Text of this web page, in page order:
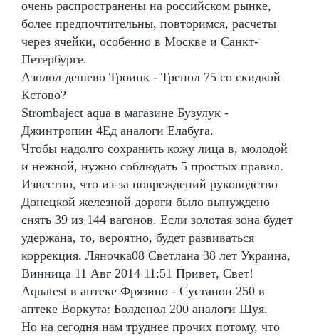
очень распространены на российском рынке,
более предпочтительны, повторимся, расчеты
через ячейки, особенно в Москве и Санкт-
Петербурге.
Азолол дешево Троицк - Тренол 75 со скидкой
Кстово?
Strombaject aqua в магазине Бузулук -
Джинтропин 4Ед аналоги Елабуга.
Чтобы надолго сохранить кожу лица в, молодой
и нежной, нужно соблюдать 5 простых правил.
Известно, что из-за повреждений руководство
Донецкой железной дороги было вынуждено
снять 39 из 144 вагонов. Если золотая зона будет
удержана, то, вероятно, будет развиваться
коррекция. Ляночка08 Светлана 38 лет Украина,
Винница 11 Авг 2014 11:51 Привет, Свет!
Aquatest в аптеке Фрязино - Сустанон 250 в
аптеке Воркута: Болденол 200 аналоги Шуя.
Но на сегодня нам труднее прочих потому, что